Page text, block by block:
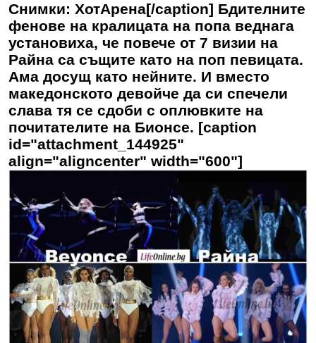
Снимки: ХотАрена[/caption] Бдителните
фенове на кралицата на попа веднага
установиха, че повече от 7 визии на
Райна са същите като на поп певицата.
Ама досущ като нейните. И вместо
македонското девойче да си спечели
слава тя се сдоби с оплювките на
почитателите на Бионсе. [caption
id="attachment_144925"
align="aligncenter" width="600"]